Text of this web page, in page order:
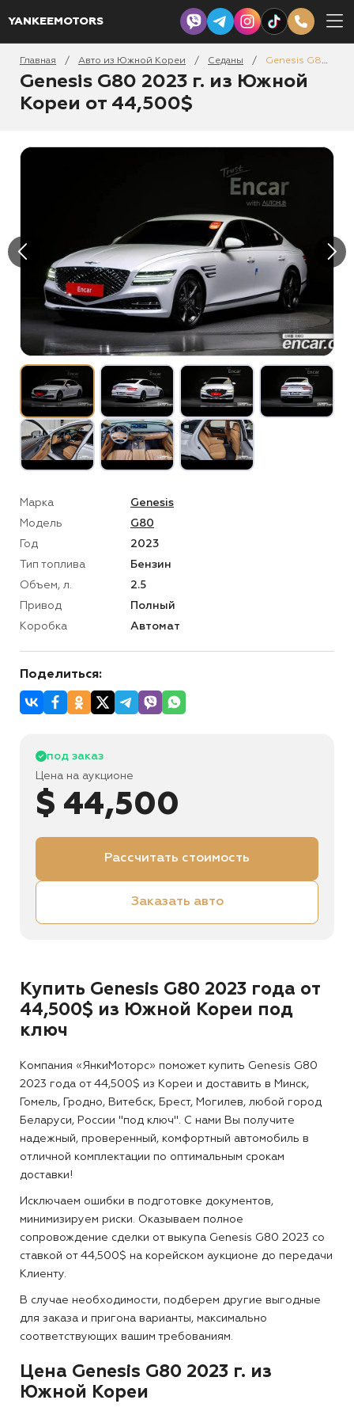
YANKEEMOTORS
Главная / Авто из Южной Кореи / Седаны / Genesis G80 2023
Genesis G80 2023 г. из Южной
Кореи от 44,500$
Марка
Genesis
Модель
G80
Год
2023
Тип топлива
Бензин
Объем, л.
2.5
Привод
Полный
Коробка
Автомат
Поделиться:
под заказ
Цена на аукционе
$ 44,500
Рассчитать стоимость
Заказать авто
Купить Genesis G80 2023 года от
44,500$ из Южной Кореи под
ключ
Компания «ЯнкиМоторс» поможет купить Genesis G80
2023 года от 44,500$ из Кореи и доставить в Минск,
Гомель, Гродно, Витебск, Брест, Могилев, любой город
Беларуси, России "под ключ". С нами Вы получите
надежный, проверенный, комфортный автомобиль в
отличной комплектации по оптимальным срокам
доставки!
Исключаем ошибки в подготовке документов,
минимизируем риски. Оказываем полное
сопровождение сделки от выкупа Genesis G80 2023 со
ставкой от 44,500$ на корейском аукционе до передачи
Клиенту.
В случае необходимости, подберем другие выгодные
для заказа и пригона варианты, максимально
соответствующих вашим требованиям.
Цена Genesis G80 2023 г. из
Южной Кореи